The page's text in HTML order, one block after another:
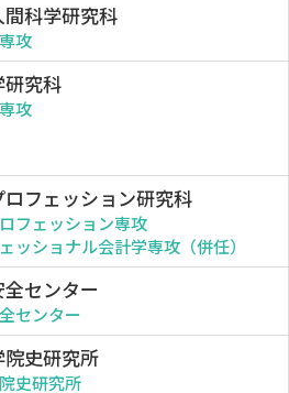
科学研究科
攻
究科
攻
ロフェッション研究科
フェッション専攻
ッショナル会計学専攻（併任）
センター
センター
史研究所
史研究所